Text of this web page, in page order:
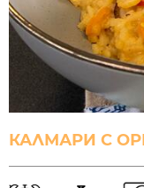
КАЛМАРИ С